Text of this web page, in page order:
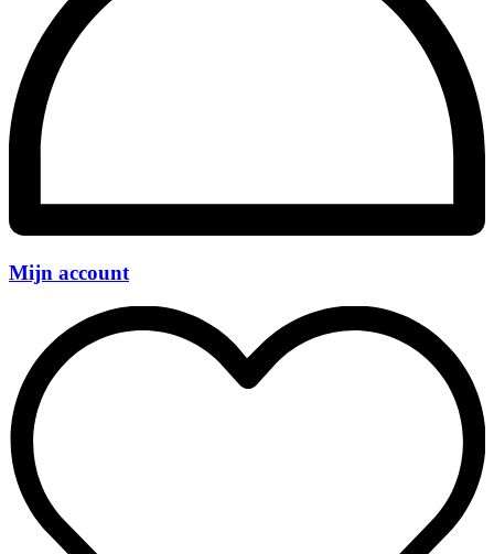
Mijn account